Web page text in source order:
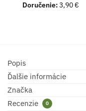
Doručenie:3,90 €
Popis
Ďalšie informácie
Značka
Recenzie
0